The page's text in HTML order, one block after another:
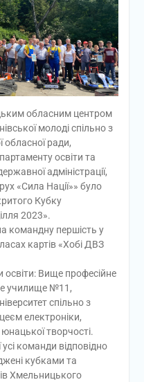
обласним центром
молоді спільно з
ради,
освіти та
адміністрації,
«Сила Нації»» було
Кубку
2023».
командну першість у
картів «Хобі ДВЗ
освіти: Вище професійне
училище №11,
спільно з
електроніки,
творчості.
усі команди відповідно
кубками та
Хмельницького